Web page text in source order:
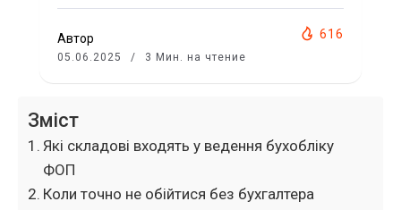
Автор
05.06.2025 3 Мин. на чтение
616
Зміст
Які складові входять у ведення бухобліку
ФОП
Коли точно не обійтися без бухгалтера